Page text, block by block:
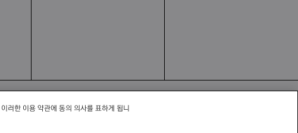
빌딩) | 법적 고지
: Salesforce Commerce Cloud
러한 이용 약관에 동의 의사를 표하게 됩니